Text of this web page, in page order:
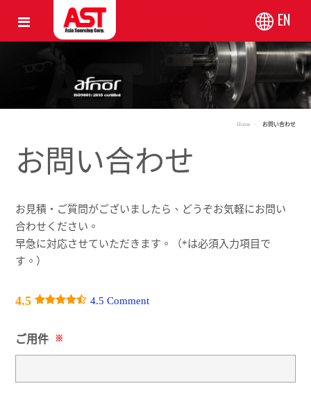
EN
Home お問い合わせ
お問い合わせ
お見積・ご質問がございましたら、どうぞお気軽にお問い
合わせください。
早急に対応させていただきます。（*は必須入力項目で
す。）
4.5 4.5 Comment
ご用件 ※